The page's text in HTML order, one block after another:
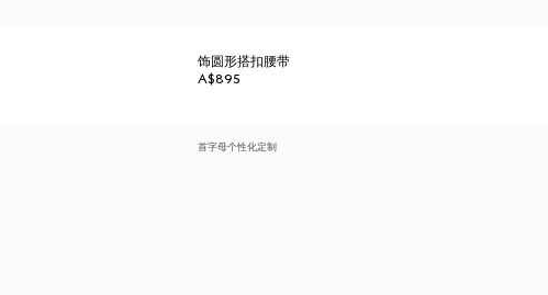
饰圆形搭扣腰带
A$895
首字母个性化定制